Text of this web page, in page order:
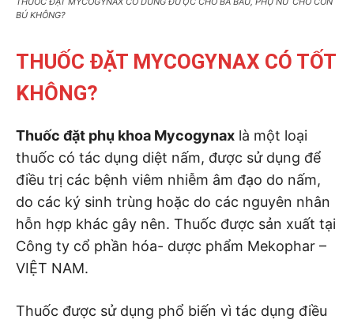
BÚ KHÔNG?
THUỐC ĐẶT MYCOGYNAX CÓ TỐT
KHÔNG?
Thuốc đặt phụ khoa Mycogynax là một loại
thuốc có tác dụng diệt nấm, được sử dụng để
điều trị các bệnh viêm nhiễm âm đạo do nấm,
do các ký sinh trùng hoặc do các nguyên nhân
hỗn hợp khác gây nên. Thuốc được sản xuất tại
Công ty cổ phần hóa- dược phẩm Mekophar –
VIỆT NAM.
Thuốc được sử dụng phổ biến vì tác dụng điều